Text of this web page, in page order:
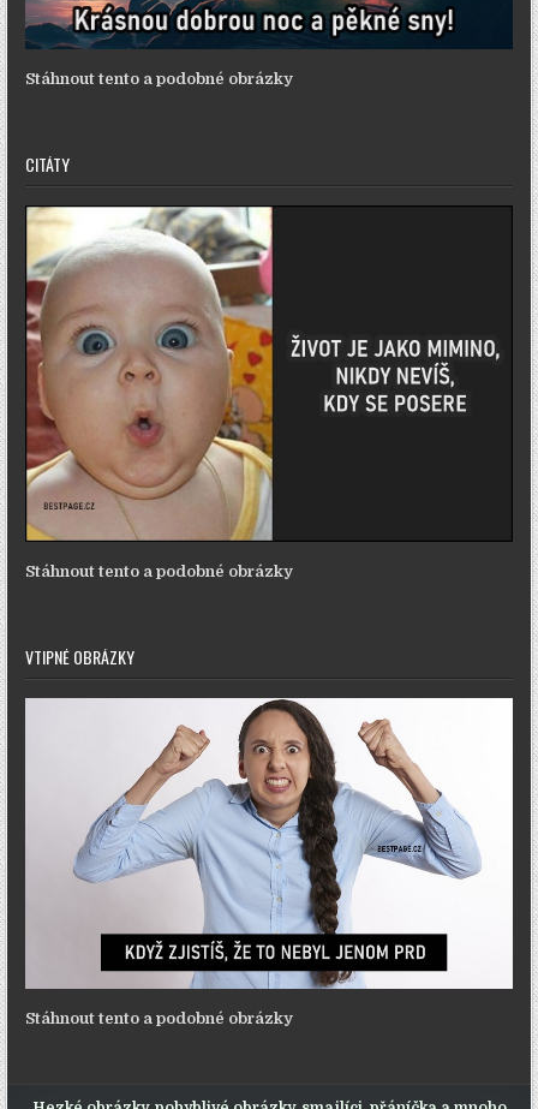
Stáhnout tento a podobné obrázky
CITÁTY
Stáhnout tento a podobné obrázky
VTIPNÉ OBRÁZKY
Stáhnout tento a podobné obrázky